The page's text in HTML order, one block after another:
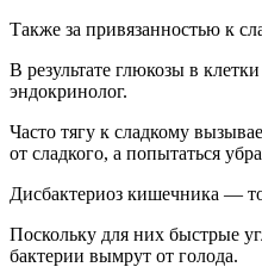
Также за привязанностью к
В результате глюкозы в
эндокринолог.
Часто тягу к сладкому
от сладкого, а попытаться
Дисбактериоз кишечника —
Поскольку для них быстрые
бактерии вымрут от голода.